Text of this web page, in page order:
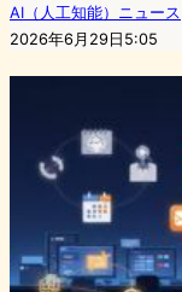
AI（人工知能）ニュース
2026年6月29日5:05